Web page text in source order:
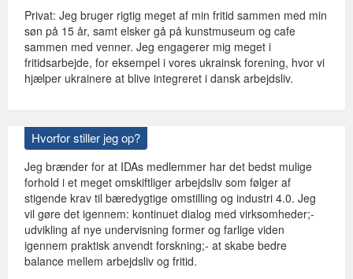
Privat: Jeg bruger rigtig meget af min fritid sammen med min
søn på 15 år, samt elsker gå på kunstmuseum og cafe
sammen med venner. Jeg engagerer mig meget i
fritidsarbejde, for eksempel i vores ukrainsk forening, hvor vi
hjælper ukrainere at blive integreret i dansk arbejdsliv.
Hvorfor stiller jeg op?
Jeg brænder for at IDAs medlemmer har det bedst mulige
forhold i et meget omskiftliger arbejdsliv som følger af
stigende krav til bæredygtige omstilling og industri 4.0. Jeg
vil gøre det igennem: kontinuet dialog med virksomheder;-
udvikling af nye undervisning former og farlige viden
igennem praktisk anvendt forskning;- at skabe bedre
balance mellem arbejdsliv og fritid.